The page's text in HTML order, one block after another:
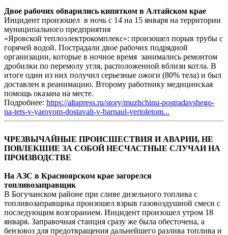
Двое рабочих обварились кипятком в Алтайском крае
Инцидент произошел в ночь с 14 на 15 января на территории
муниципального предприятия
«Яровской теплоэлектрокомплекс»: произошел порыв трубы с
горячей водой. Пострадали двое рабочих подрядной
организации, которые в ночное время занимались ремонтом
дробилки по перемолу угля, расположенной вблизи котла. В
итоге один из них получил серьезные ожоги (80% тела) и был
доставлен в реанимацию. Второму работнику медицинская
помощь оказана на месте.
Подробнее: https://altapress.ru/story/muzhchinu-postradavshego-
na-tets-v-yarovom-dostavali-v-barnaul-vertoletom...
ЧРЕЗВЫЧАЙНЫЕ ПРОИСШЕСТВИЯ И АВАРИИ, НЕ
ПОВЛЕКШИЕ ЗА СОБОЙ НЕСЧАСТНЫЕ СЛУЧАИ НА
ПРОИЗВОДСТВЕ
На АЗС в Красноярском крае загорелся
топливозаправщик
В Богучанском районе при сливе дизельного топлива с
топливозаправщика произошел взрыв газовоздушной смеси с
последующим возгоранием. Инцидент произошел утром 18
января. Заправочная станция сразу же была обесточена, а
бензовоз для предотвращения дальнейшего разлива топлива и